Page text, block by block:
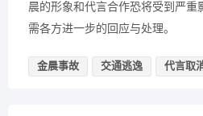
晨的形象和代言合作恐将受到严重
需各方进一步的回应与处理。
金晨事故 交通逃逸 代言取